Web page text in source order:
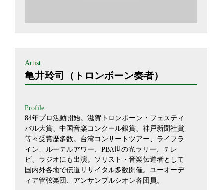
Artist
亀井玲司（トロンボーン奏者）
Profile
84年プロ活動開始。滋賀トロンボーン・フェスティ
バル大賞、中国音楽コンクール銀賞、神戸新聞社賞
等々受賞歴多数。台湾コンサートツアー、ライフラ
イン、ルーテルアワー、PBA世の光ラリー、テレ
ビ、ラジオにも出演。ソリスト・音楽伝道者として
国内外各地で伝道リサイタル多数開催。ユーオーデ
ィア管弦楽団、アンサンブルシオン各団員。